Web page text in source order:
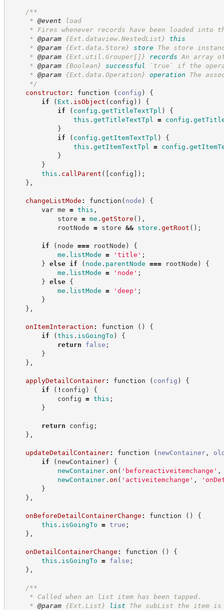
/**
* @event load
* Fires whenever records have been loaded into
* @param {Ext.dataview.NestedList}
this
* @param {Ext.data.Store} store
The store
* @param {Ext.util.Grouper[]} records An array
* @param {Boolean} successful
`true` if the
* @param {Ext.data.Operation} operation
The
*/
constructor: function ( config )
{
if
( Ext . isObject ( config ) )
{
if
( config . getTitleTextTpl )
{
this . getTitleTextTpl = config .
}
if
( config . getItemTextTpl )
{
this . getItemTextTpl = config .
}
}
this . callParent ( [ config ] ) ;
} ,
changeListMode : function ( node )
{
var me = this ,
store = me . getStore ( ) ,
rootNode = store && store . getRoot ( ) ;
if ( node === rootNode )
{
me . listMode = ' title ' ;
} else if ( node . parentNode === rootNode )
{
me . listMode = ' node ' ;
} else
{
me . listMode = ' deep ' ;
}
} ,
onItemInteraction : function ( )
{
if
(this . isGoingTo )
{
return
false ;
}
} ,
applyDetailContainer: function ( config )
{
if
( ! config )
{
config = this ;
}
return config ;
} ,
updateDetailContainer: function ( newContainer,
if
( newContainer)
{
newContainer. on ( ' beforeactiveitemchange ' ,
newContainer. on ( ' activeitemchange ' , '
}
} ,
onBeforeDetailContainerChange : function ( )
{
this . isGoingTo = true ;
} ,
onDetailContainerChange : function ( )
{
this . isGoingTo = false ;
} ,
/**
* Called when an list item has been tapped.
* @param {Ext.List} list
The subList the item is